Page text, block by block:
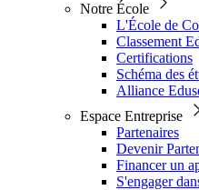
Notre École
L'École de
Classement
Certifications
Schéma des
Alliance
Espace Entreprise
Partenaires
Devenir
Financer un
S'engager